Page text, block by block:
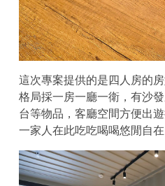
這次專案提供的是四人房的
格局採一房一廳一衛，有沙
台等物品，客廳空間方便出
一家人在此吃吃喝喝悠閒自在